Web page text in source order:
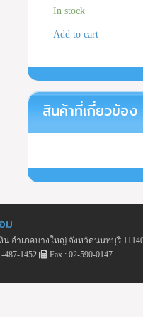
In stock
Add to cart
สินค้าที่เกี่ยวข้อง
ม
น อำเภอบางใหญ่ จังหวัดนนทบุรี
487-1452
Fax : 02-590-0147